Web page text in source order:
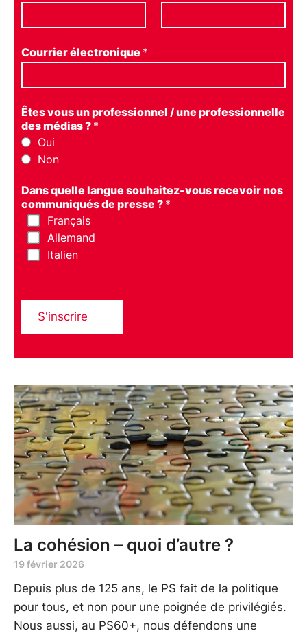
Courrier électronique *
Êtes vous un professionnel / une professionnelle
des médias ? *
Oui
Non
Dans quelle langue souhaitez-vous recevoir nos
communiqués de presse ? *
Français
Allemand
Italien
S'inscrire
La cohésion – quoi d’autre ?
19 février 2026
Depuis plus de 125 ans, le PS fait de la politique
pour tous, et non pour une poignée de privilégiés.
Nous aussi, au PS60+, nous défendons une